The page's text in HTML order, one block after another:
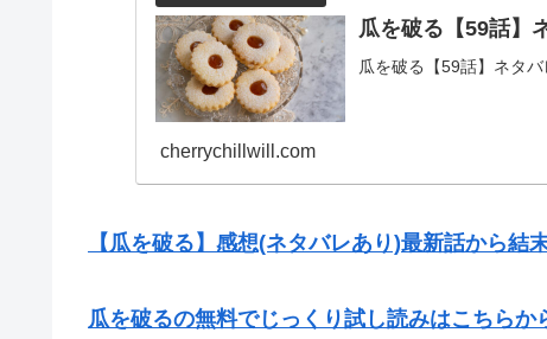
瓜を破る【59話】
瓜を破る【59話】ネタ
cherrychillwill.com
【瓜を破る】感想(ネタバレあり)最新話から結
瓜を破るの無料でじっくり試し読みはこちらか